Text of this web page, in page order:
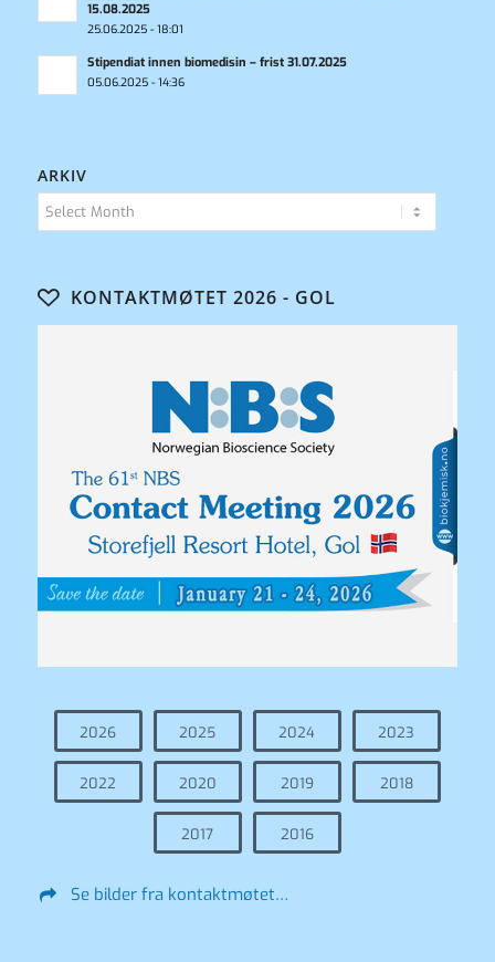
15.08.2025
25.06.2025 - 18:01
Stipendiat innen biomedisin – frist 31.07.2025
05.06.2025 - 14:36
ARKIV
KONTAKTMØTET 2026 - GOL
2026 2025 2024 2023
2022 2020 2019 2018
2017 2016
Se bilder fra kontaktmøtet…